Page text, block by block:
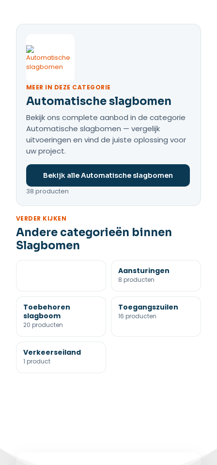
MEER IN DEZE CATEGORIE
Automatische slagbomen
Bekijk ons complete aanbod in de categorie
Automatische slagbomen — vergelijk
uitvoeringen en vind de juiste oplossing voor
uw project.
Bekijk alle Automatische slagbomen
38 producten
VERDER KIJKEN
Andere categorieën binnen
Slagbomen
Aansturingen
8 producten
Toebehoren
slagboom
20 producten
Toegangszuilen
16 producten
Verkeerseiland
1 product